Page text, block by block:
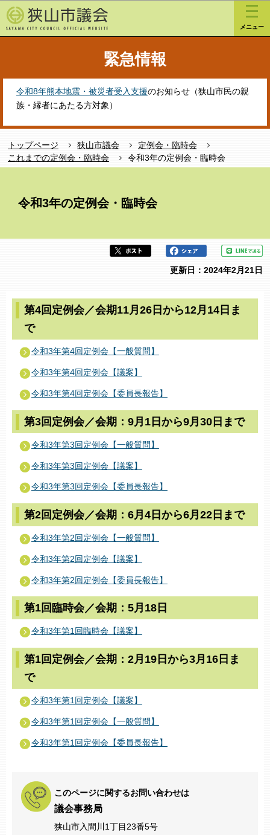
の
ペ
す
このページの本文へ移動
メニュー
緊急情報
令和8年熊本地震・被災者受入支援のお知らせ（狭山市民の親
族・縁者にあたる方対象）
トップページ 狭山市議会
定例会・臨時会
これまでの定例会・臨時会
令和3年の定例会・臨時会
令和3年の定例会・臨時会
更新日：2024年2月21日
第4回定例会／会期11月26日から12月14日ま
で
令和3年第4回定例会【一般質問】
令和3年第4回定例会【議案】
令和3年第4回定例会【委員長報告】
第3回定例会／会期：9月1日から9月30日まで
令和3年第3回定例会【一般質問】
令和3年第3回定例会【議案】
令和3年第3回定例会【委員長報告】
第2回定例会／会期：6月4日から6月22日まで
令和3年第2回定例会【一般質問】
令和3年第2回定例会【議案】
令和3年第2回定例会【委員長報告】
第1回臨時会／会期：5月18日
令和3年第1回臨時会【議案】
第1回定例会／会期：2月19日から3月16日ま
で
令和3年第1回定例会【議案】
令和3年第1回定例会【一般質問】
令和3年第1回定例会【委員長報告】
このページに関するお問い合わせは
議会事務局
狭山市入間川1丁目23番5号